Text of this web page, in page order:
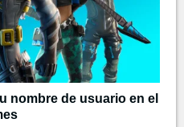
nombre de usuario en el